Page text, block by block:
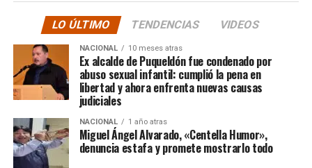
quienes lo han acompañado desde que compartió lo
ocurrido:
“Gracias a todos por el
apoyo!!!!”
LO ÚLTIMO TENDENCIAS VIDEOS
NACIONAL 10 meses atras
Ex alcalde de Puqueldón fue condenado por
abuso sexual infantil: cumplió la pena en
libertad y ahora enfrenta nuevas causas
judiciales
NACIONAL 1 año atras
Miguel Ángel Alvarado, «Centella Humor»,
denuncia estafa y promete mostrarlo todo